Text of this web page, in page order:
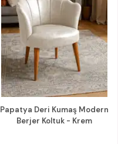
Papatya Deri Kumaş Modern
Berjer Koltuk - Krem